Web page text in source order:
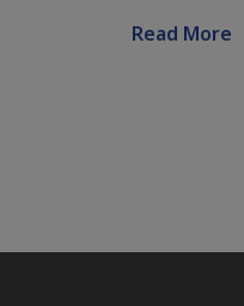
Read More